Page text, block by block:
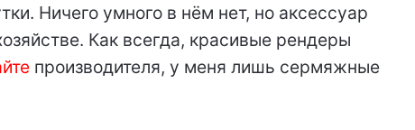
Ничего умного в нём нет, но аксессуар
Как всегда, красивые рендеры
производителя, у меня лишь сермяжные